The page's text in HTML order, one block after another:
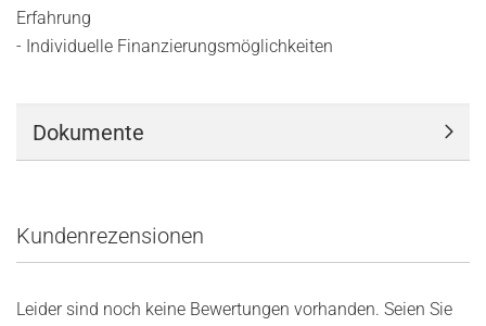
Erfahrung
- Individuelle Finanzierungsmöglichkeiten
Dokumente
Kundenrezensionen
Leider sind noch keine Bewertungen vorhanden. Seien Sie